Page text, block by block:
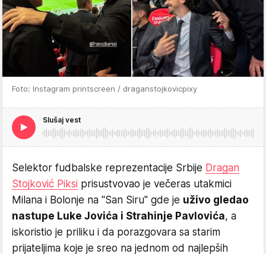
Foto: Instagram printscreen / draganstojkovicpixy
Slušaj vest
Selektor fudbalske reprezentacije Srbije Dragan
Stojković Piksi prisustvovao je večeras utakmici
Milana i Bolonje na "San Siru" gde je uživo gledao
nastupe Luke Jovića i Strahinje Pavlovića, a
iskoristio je priliku i da porazgovara sa starim
prijateljima koje je sreo na jednom od najlepših